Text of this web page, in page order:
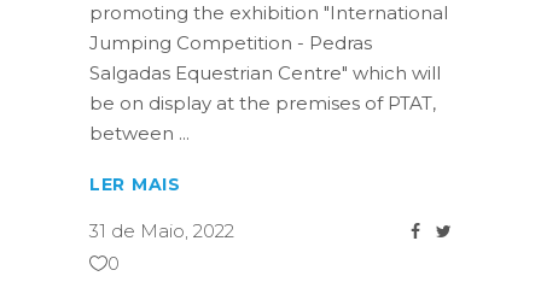
promoting the exhibition "International
Jumping Competition - Pedras
Salgadas Equestrian Centre" which will
be on display at the premises of PTAT,
between
LER MAIS
31 de Maio, 2022
0